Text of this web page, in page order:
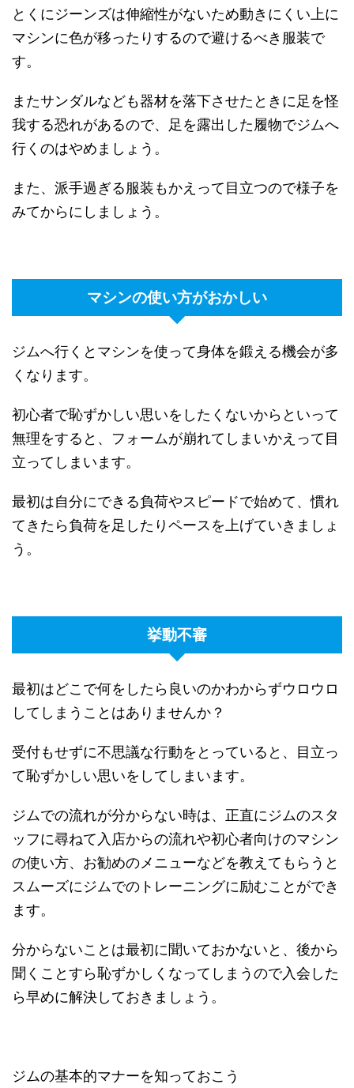
とくにジーンズは伸縮性がないため動きにくい上に
マシンに色が移ったりするので避けるべき服装で
す。
またサンダルなども器材を落下させたときに足を怪
我する恐れがあるので、足を露出した履物でジムへ
行くのはやめましょう。
また、派手過ぎる服装もかえって目立つので様子を
みてからにしましょう。
マシンの使い方がおかしい
ジムへ行くとマシンを使って身体を鍛える機会が多
くなります。
初心者で恥ずかしい思いをしたくないからといって
無理をすると、フォームが崩れてしまいかえって目
立ってしまいます。
最初は自分にできる負荷やスピードで始めて、慣れ
てきたら負荷を足したりペースを上げていきましょ
う。
挙動不審
最初はどこで何をしたら良いのかわからずウロウロ
してしまうことはありませんか？
受付もせずに不思議な行動をとっていると、目立っ
て恥ずかしい思いをしてしまいます。
ジムでの流れが分からない時は、正直にジムのスタ
ッフに尋ねて入店からの流れや初心者向けのマシン
の使い方、お勧めのメニューなどを教えてもらうと
スムーズにジムでのトレーニングに励むことができ
ます。
分からないことは最初に聞いておかないと、後から
聞くことすら恥ずかしくなってしまうので入会した
ら早めに解決しておきましょう。
ジムの基本的マナーを知っておこう